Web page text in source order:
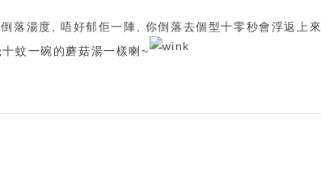
落湯度, 唔好郁佢一陣, 你倒落去個型十零秒會浮返上來
蚊一碗的蘑菇湯一樣喇~